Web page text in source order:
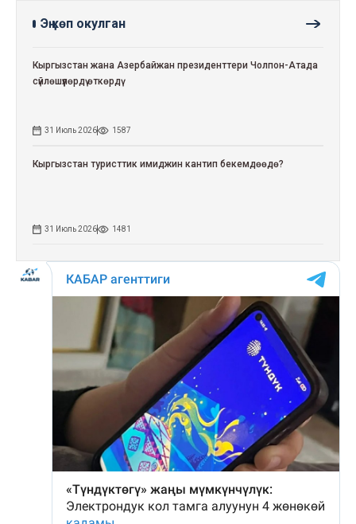
Эң көп окулган
Кыргызстан жана Азербайжан президенттери Чолпон-Атада
сүйлөшүүлөрдү өткөрдү
31 Июль 2026 1587
Кыргызстан туристтик имиджин кантип бекемдөөдө?
31 Июль 2026 1481